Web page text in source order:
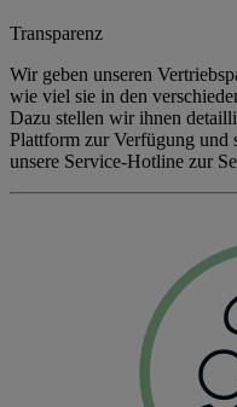
Transparenz
Wir geben unseren
wie viel sie in den
Dazu stellen wir ihnen
Plattform zur Verfügung und
unsere Service-Hotline zur